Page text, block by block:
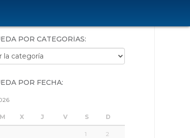
POR CATEGORÍAS:
por categorías:
POR FECHA:
M X J V S D
1 2